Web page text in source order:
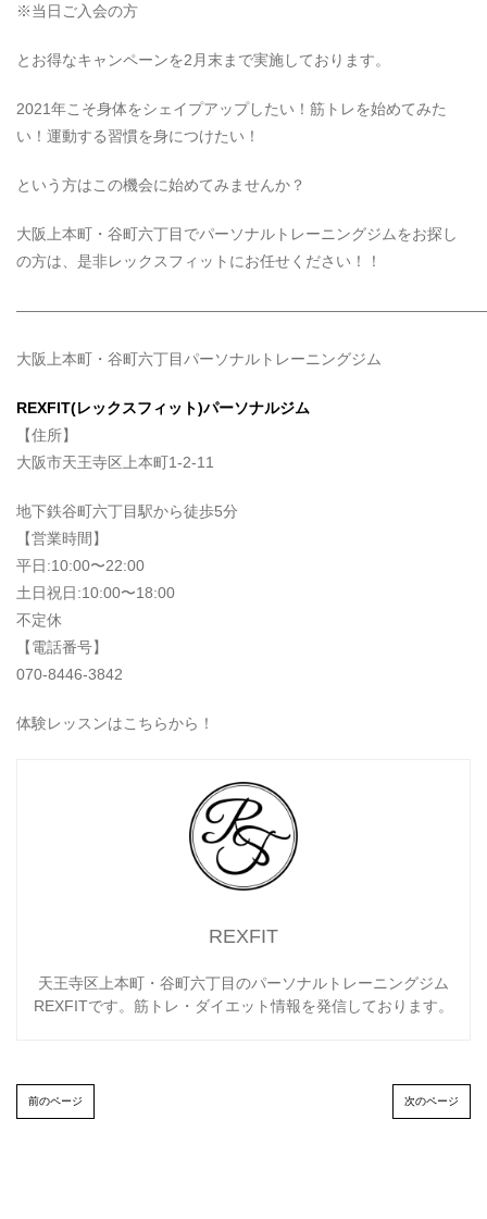
※当日ご入会の方
とお得なキャンペーンを2月末まで実施しております。
2021年こそ身体をシェイプアップしたい！筋トレを始めてみた
い！運動する習慣を身につけたい！
という方はこの機会に始めてみませんか？
大阪上本町・谷町六丁目でパーソナルトレーニングジムをお探し
の方は、是非レックスフィットにお任せください！！
大阪上本町・谷町六丁目パーソナルトレーニングジム
REXFIT(レックスフィット)パーソナルジム
【住所】
大阪市天王寺区上本町1-2-11
地下鉄谷町六丁目駅から徒歩5分
【営業時間】
平日:10:00〜22:00
土日祝日:10:00〜18:00
不定休
【電話番号】
070-8446-3842
体験レッスンはこちらから！
REXFIT
天王寺区上本町・谷町六丁目のパーソナルトレーニングジム
REXFITです。筋トレ・ダイエット情報を発信しております。
前のページ 次のページ